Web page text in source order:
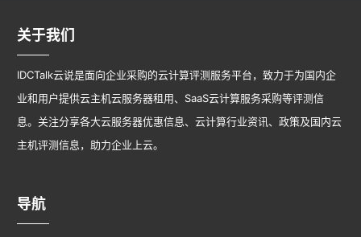
关于我们
IDCTalk云说是面向企业采购的云计算评测服务平台，致力于为国内企
业和用户提供云主机云服务器租用、SaaS云计算服务采购等评测信
息。关注分享各大云服务器优惠信息、云计算行业资讯、政策及国内云
主机评测信息，助力企业上云。
导航